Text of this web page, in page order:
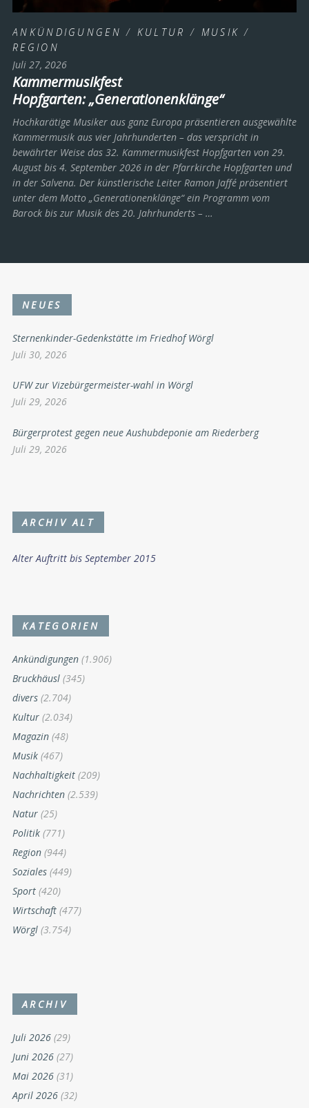
ANKÜNDIGUNGEN / KULTUR / MUSIK /
REGION
Juli 27, 2026
Kammermusikfest
Hopfgarten: „Generationenklänge“
Hochkarätige Musiker aus ganz Europa präsentieren ausgewählte
Kammermusik aus vier Jahrhunderten – das verspricht in
bewährter Weise das 32. Kammermusikfest Hopfgarten von 29.
August bis 4. September 2026 in der Pfarrkirche Hopfgarten und
in der Salvena. Der künstlerische Leiter Ramon Jaffé präsentiert
unter dem Motto „Generationenklänge“ ein Programm vom
Barock bis zur Musik des 20. Jahrhunderts ­– …
NEUES
Sternenkinder-Gedenkstätte im Friedhof Wörgl
Juli 30, 2026
UFW zur Vizebürgermeister-wahl in Wörgl
Juli 29, 2026
Bürgerprotest gegen neue Aushubdeponie am Riederberg
Juli 29, 2026
ARCHIV ALT
Alter Auftritt bis September 2015
KATEGORIEN
Ankündigungen (1.906)
Bruckhäusl (345)
divers (2.704)
Kultur (2.034)
Magazin (48)
Musik (467)
Nachhaltigkeit (209)
Nachrichten (2.539)
Natur (25)
Politik (771)
Region (944)
Soziales (449)
Sport (420)
Wirtschaft (477)
Wörgl (3.754)
ARCHIV
Juli 2026 (29)
Juni 2026 (27)
Mai 2026 (31)
April 2026 (32)